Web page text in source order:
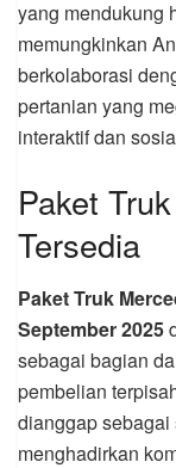
yang mendukung
memungkinkan
berkolaborasi
pertanian yang
interaktif dan
Paket
Tersedia
Paket Truk
September 2025
sebagai bagian
pembelian
dianggap
menghadirkan